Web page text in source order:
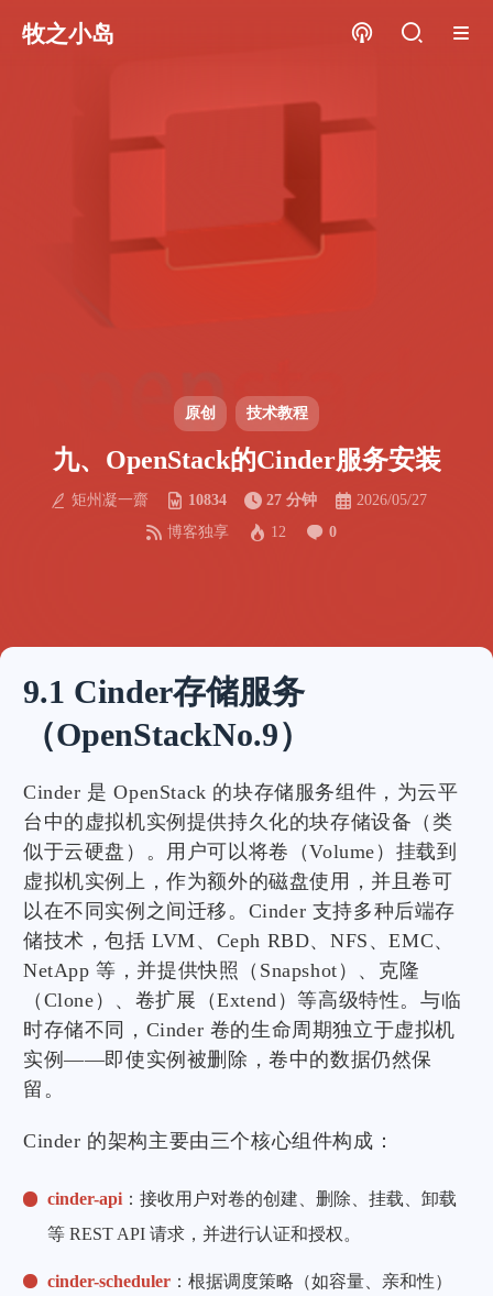
牧之小岛
原创 技术教程
九、OpenStack的Cinder服务安装
矩州凝一齋 10834 27 分钟
2026/05/27
博客独享
12 0
9.1 Cinder存储服务
（OpenStackNo.9）
Cinder 是 OpenStack 的块存储服务组件，为云平
台中的虚拟机实例提供持久化的块存储设备（类
似于云硬盘）。用户可以将卷（Volume）挂载到
虚拟机实例上，作为额外的磁盘使用，并且卷可
以在不同实例之间迁移。Cinder 支持多种后端存
储技术，包括 LVM、Ceph RBD、NFS、EMC、
NetApp 等，并提供快照（Snapshot）、克隆
（Clone）、卷扩展（Extend）等高级特性。与临
时存储不同，Cinder 卷的生命周期独立于虚拟机
实例——即使实例被删除，卷中的数据仍然保
留。
Cinder 的架构主要由三个核心组件构成：
cinder-api ：接收用户对卷的创建、删除、挂载、卸载
等 REST API 请求，并进行认证和授权。
cinder-scheduler ：根据调度策略（如容量、亲和性）